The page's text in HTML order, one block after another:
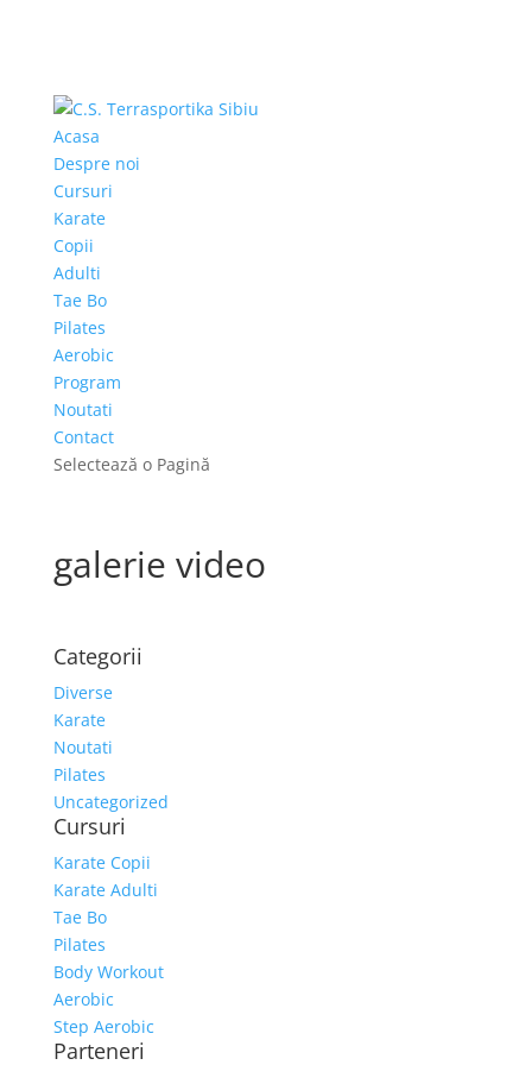
Acasa
Despre noi
Cursuri
Karate
Copii
Adulti
Tae Bo
Pilates
Aerobic
Program
Noutati
Contact
Selectează o Pagină
galerie video
Categorii
Diverse
Karate
Noutati
Pilates
Uncategorized
Cursuri
Karate Copii
Karate Adulti
Tae Bo
Pilates
Body Workout
Aerobic
Step Aerobic
Parteneri